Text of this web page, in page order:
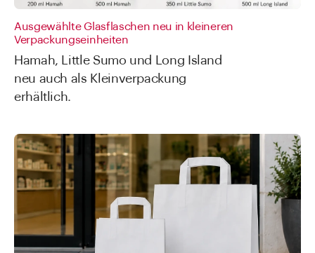
Ausgewählte Glasflaschen neu in kleineren
Verpackungseinheiten
Hamah, Little Sumo und Long Island
neu auch als Kleinverpackung
erhältlich.